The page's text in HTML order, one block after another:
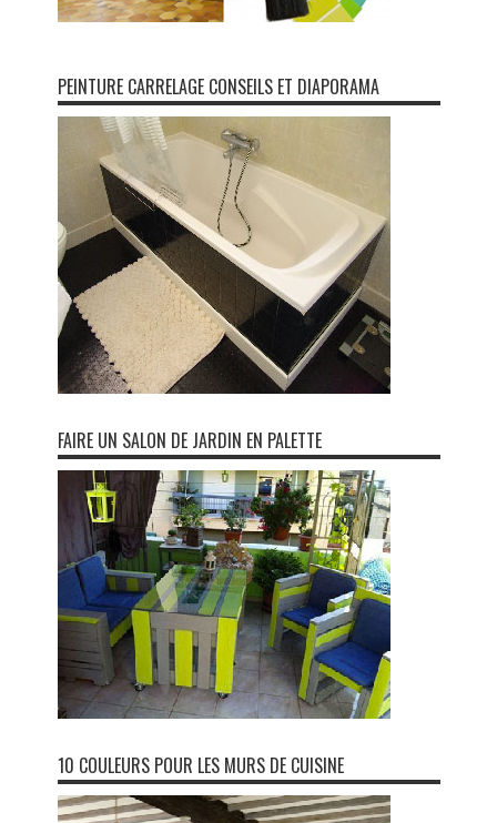
PEINTURE CARRELAGE CONSEILS ET DIAPORAMA
FAIRE UN SALON DE JARDIN EN PALETTE
10 COULEURS POUR LES MURS DE CUISINE